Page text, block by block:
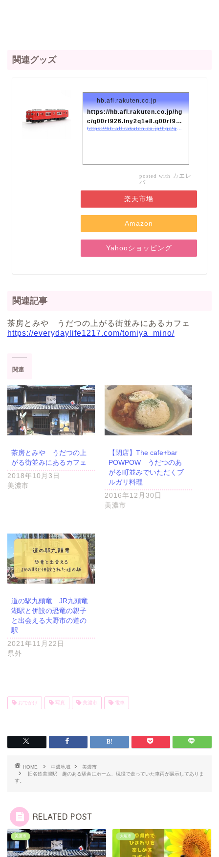
関連グッズ
hb.afl.rakuten.co.jp
https://hb.afl.rakuten.co.jp/hg
c/g00rf926.lny2q1e8.g00rf92
6.lny2r71f/kaereba_...
posted with カエレ
バ
楽天市場
Amazon
Yahooショッピング
関連記事
茶房とみや うだつの上がる街並みにあるカフェ
https://everydaylife1217.com/tomiya_mino/
関連
茶房とみや うだつの上
がる街並みにあるカフェ
2018年10月3日
美濃市
【閉店】The cafe+bar
POWPOW うだつのあ
がる町並みでいただくブ
ルガリ料理
2016年12月30日
美濃市
道の駅九頭竜 JR九頭竜
湖駅と併設の恐竜の親子
と出会える大野市の道の
駅
2021年11月22日
県外
おでかけ 写真 美濃市 電車
HOME 中濃地域
美濃市
旧名鉄美濃駅 趣のある駅舎にホーム、現役で走っていた車両が展示してありま
す。
RELATED POST
美濃市 大垣市